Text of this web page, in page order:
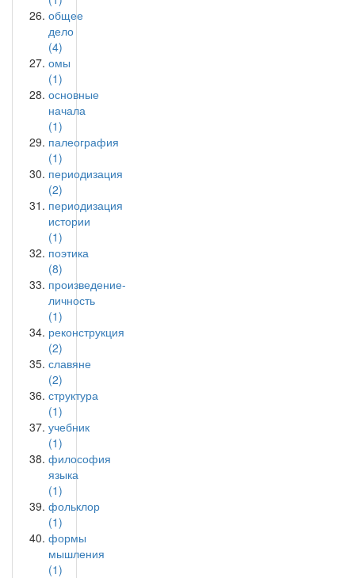
общее
дело
(4)
омы
(1)
основные
начала
(1)
палеография
(1)
периодизация
(2)
периодизация
истории
(1)
поэтика
(8)
произведение-
личность
(1)
реконструкция
(2)
славяне
(2)
структура
(1)
учебник
(1)
философия
языка
(1)
фольклор
(1)
формы
мышления
(1)